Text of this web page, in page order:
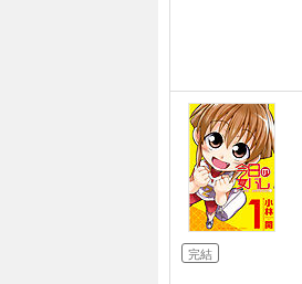
完結